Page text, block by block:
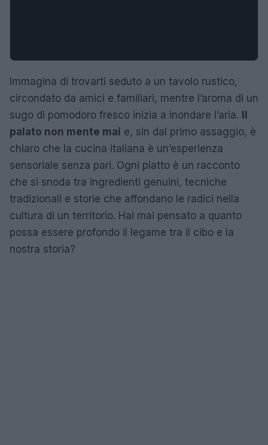
Immagina di trovarti seduto a un tavolo rustico,
circondato da amici e familiari, mentre l’aroma di un
sugo di pomodoro fresco inizia a inondare l’aria. Il
palato non mente mai e, sin dal primo assaggio, è
chiaro che la cucina italiana è un’esperienza
sensoriale senza pari. Ogni piatto è un racconto
che si snoda tra ingredienti genuini, tecniche
tradizionali e storie che affondano le radici nella
cultura di un territorio. Hai mai pensato a quanto
possa essere profondo il legame tra il cibo e la
nostra storia?